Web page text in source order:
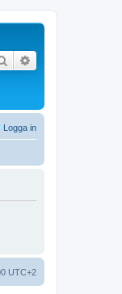
Sök
Logga in
UTC+2